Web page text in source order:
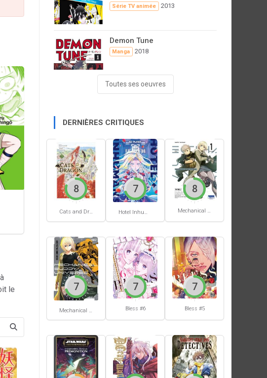
le
Série TV animée 2013
Demon Tune
Manga 2018
Toutes ses oeuvres
DERNIÈRES CRITIQUES
Cats and Dragon #3
8
Hotel Inhumans #1
7
Mechanical Buddy Universe #1
8
Mechanical Buddy Universe #0
7
Bless #6
7
Bless #5
7